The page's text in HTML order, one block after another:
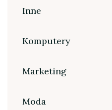
Inne
Komputery
Marketing
Moda